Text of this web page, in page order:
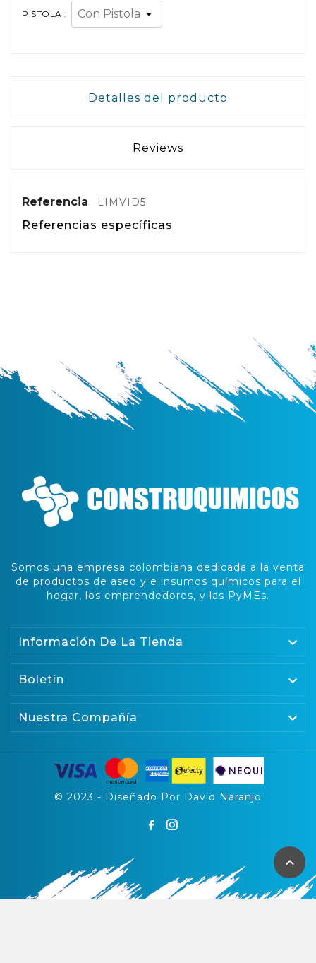
PISTOLA :
Detalles del producto
Reviews
Referencia LIMVID5
Referencias específicas
Somos una empresa colombiana dedicada a la venta
de productos de aseo y e insumos químicos para el
hogar, los emprendedores, y las PyMEs.
Información De La Tienda 
Boletín 
Nuestra Compañía 

© 2023 - Diseñado Por David Naranjo